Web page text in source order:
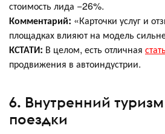
стоимость лида −26%.
Комментарий: «Карточки услуг и
площадках влияют на модель
КСТАТИ: В целом, есть отличная
продвижения в автоиндустрии.
6. Внутренний
поездки